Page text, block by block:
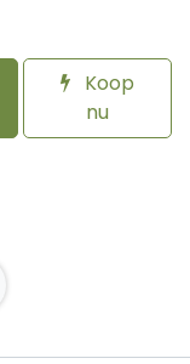
Koop
nu